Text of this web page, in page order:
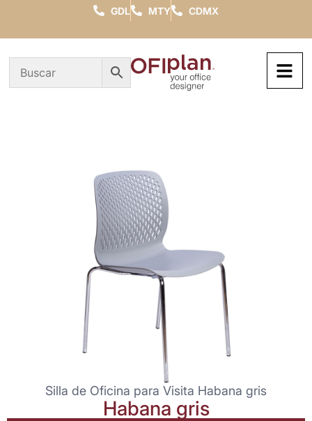
GDL MTY CDMX
Silla de Oficina para Visita Habana gris
Habana gris